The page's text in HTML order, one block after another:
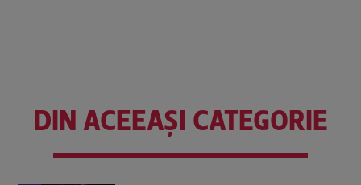
DIN ACEEAȘI CATEGORIE